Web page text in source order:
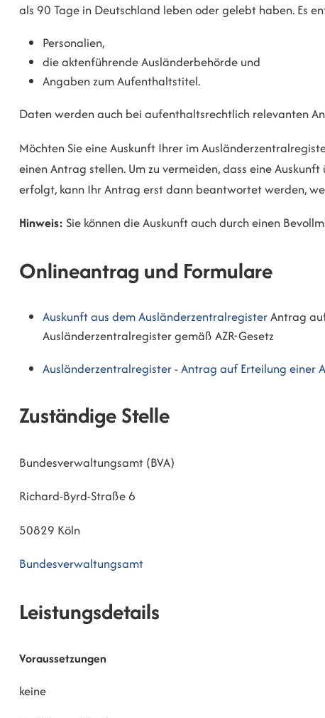
als 90 Tage in Deutschland leben oder gelebt haben. Es
Personalien,
die aktenführende Ausländerbehörde und
Angaben zum Aufenthaltstitel.
Daten werden auch bei aufenthaltsrechtlich relevanten
Möchten Sie eine Auskunft Ihrer im
einen Antrag stellen. Um zu vermeiden, dass eine
erfolgt, kann Ihr Antrag erst dann beantwortet werden,
Hinweis: Sie können die Auskunft auch durch einen
Onlineantrag und Formulare
Auskunft aus dem AusländerzentralregisterAntrag
Ausländerzentralregister gemäß AZR-Gesetz
Ausländerzentralregister - Antrag auf Erteilung einer
Zuständige Stelle
Bundesverwaltungsamt (BVA)
Richard-Byrd-Straße 6
50829 Köln
Bundesverwaltungsamt
Leistungsdetails
Voraussetzungen
keine